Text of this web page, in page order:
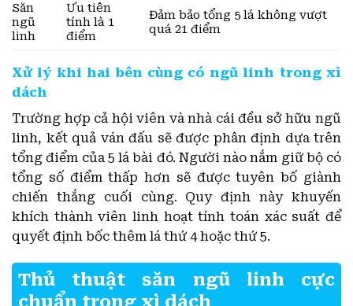
Săn
ngũ
linh
Ưu tiên
tính là 1
điểm
Đảm bảo tổng 5 lá không vượt
quá 21 điểm
Xử lý khi hai bên cùng có ngũ linh trong xì
dách
Trường hợp cả hội viên và nhà cái đều sở hữu ngũ
linh, kết quả ván đấu sẽ được phân định dựa trên
tổng điểm của 5 lá bài đó. Người nào nắm giữ bộ có
tổng số điểm thấp hơn sẽ được tuyên bố giành
chiến thắng cuối cùng. Quy định này khuyến
khích thành viên linh hoạt tính toán xác suất để
quyết định bốc thêm lá thứ 4 hoặc thứ 5.
Thủ thuật săn ngũ linh cực
chuẩn trong xì dách